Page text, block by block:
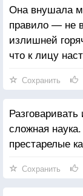
Она внушала
правило — не
излишней
что к лицу
Сохранить
сложная
престарелые
Сохранить